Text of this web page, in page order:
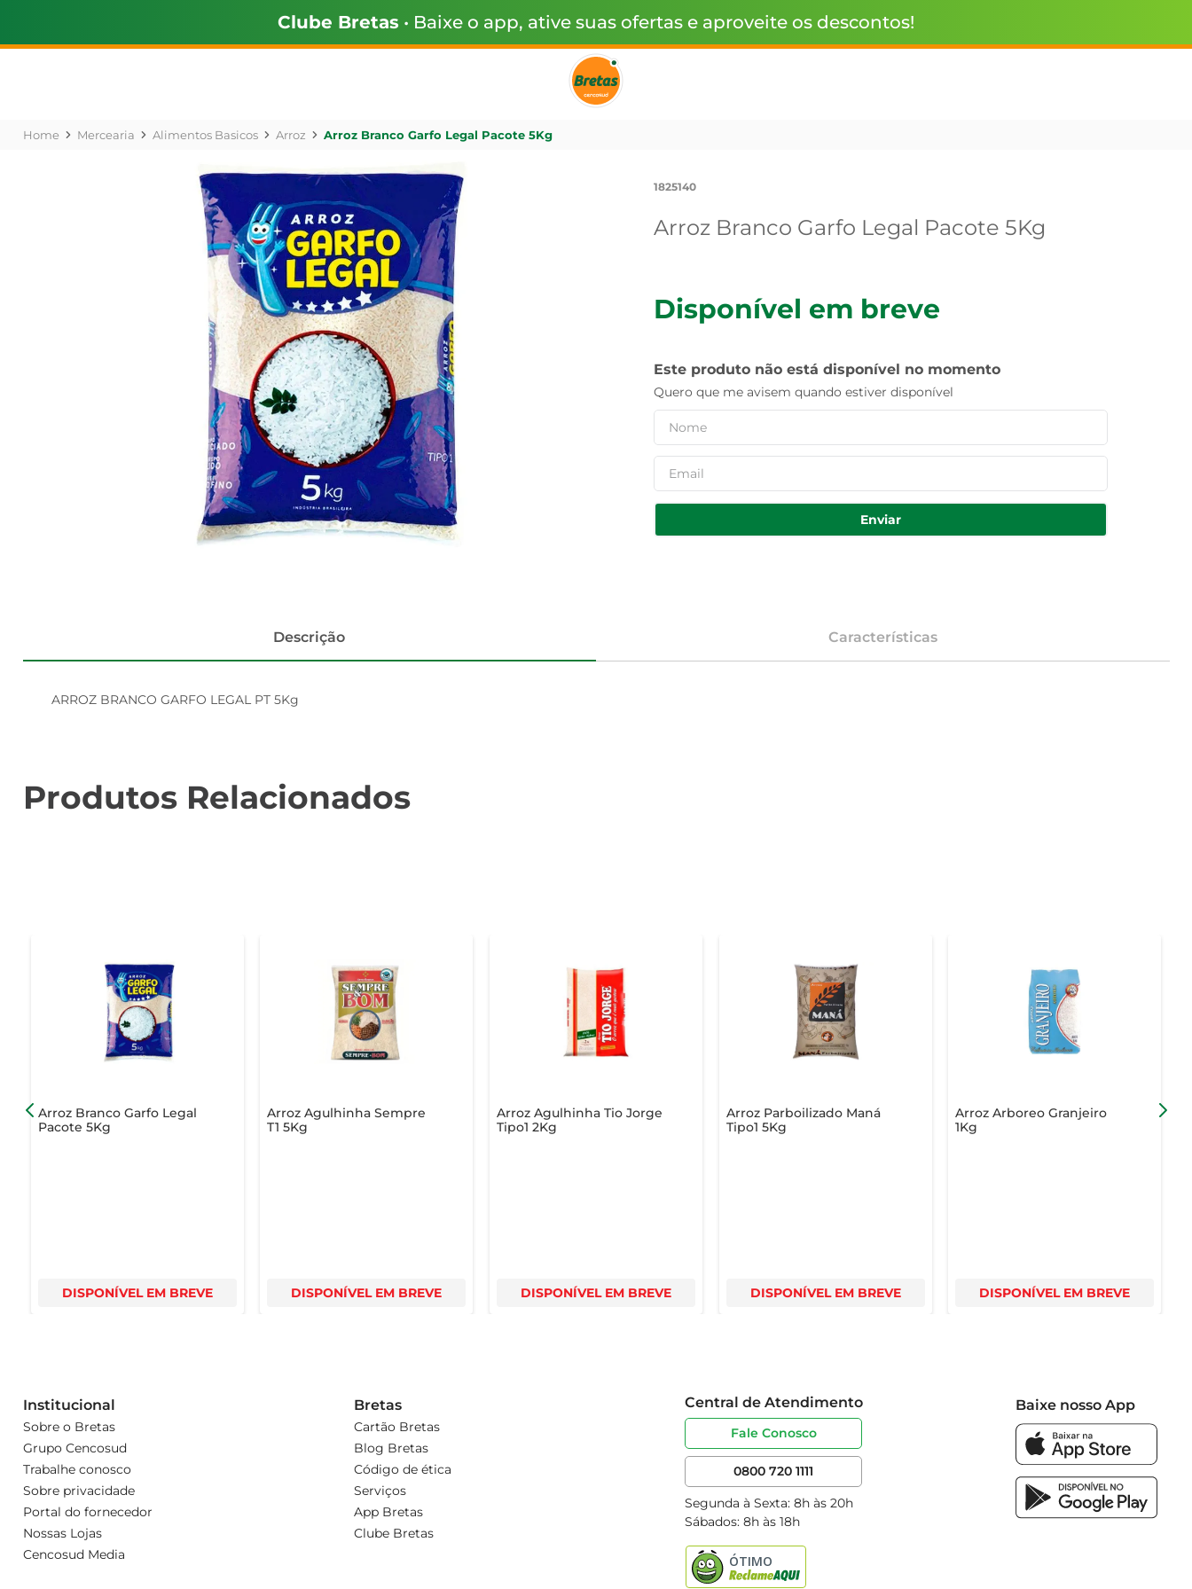
Clube Bretas • Baixe o app, ative suas ofertas e aproveite os descontos!
Mercearia Alimentos Basicos Arroz Arroz Branco Garfo Legal Pacote 5Kg
1825140
Arroz Branco Garfo Legal Pacote 5Kg
Disponível em breve
Este produto não está disponível no momento
Quero que me avisem quando estiver disponível
Enviar
Descrição Características
ARROZ BRANCO GARFO LEGAL PT 5Kg
Produtos Relacionados
Arroz Branco Garfo Legal
Pacote 5Kg
DISPONÍVEL EM BREVE
Arroz Agulhinha Sempre
T1 5Kg
DISPONÍVEL EM BREVE
Arroz Agulhinha Tio Jorge
Tipo1 2Kg
DISPONÍVEL EM BREVE
Arroz Parboilizado Maná
Tipo1 5Kg
DISPONÍVEL EM BREVE
Arroz Arboreo Granjeiro
1Kg
DISPONÍVEL EM BREVE
Institucional
Sobre o Bretas
Grupo Cencosud
Trabalhe conosco
Sobre privacidade
Portal do fornecedor
Nossas Lojas
Cencosud Media
Bretas
Cartão Bretas
Blog Bretas
Código de ética
Serviços
App Bretas
Clube Bretas
Central de Atendimento
Fale Conosco
0800 720 1111
Segunda à Sexta: 8h às 20h
Sábados: 8h às 18h
Baixe nosso App